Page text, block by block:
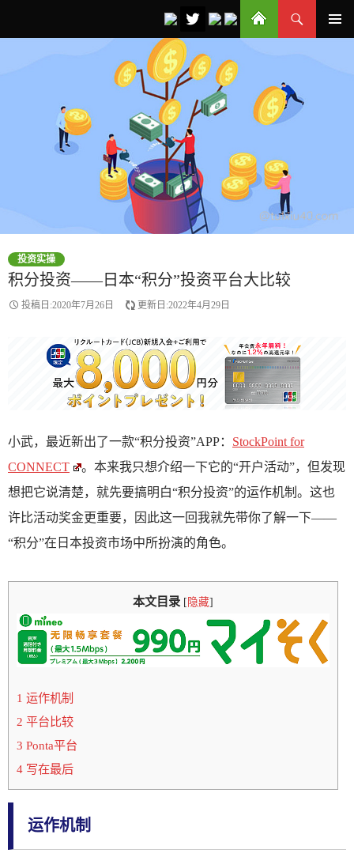
索
跳
投资实操
积分投资——日本“积分”投资平台大比较
投稿日:2020年7月26日 更新日:2022年4月29日
小武，最近新出了一款“积分投资”APP： StockPoint for
CONNECT
。本来我只想介绍一下它的“开户活动”，但发现
想把它说清楚，就先要搞明白“积分投资”的运作机制。这也
许比活动奖金更重要，因此这一回我就先带你了解一下——
“积分”在日本投资市场中所扮演的角色。
本文目录 [ 隐藏]
1 运作机制
2 平台比较
3 Ponta平台
4 写在最后
运作机制